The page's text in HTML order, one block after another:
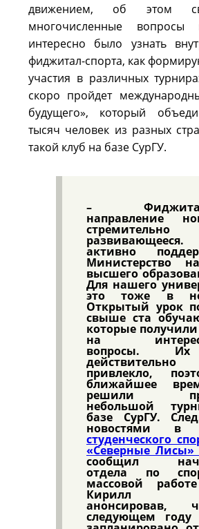
движением, об этом
многочисленные
интересно было узнать
фиджитал-спорта, как
участия в различных
скоро пройдет
будущего», который
тысяч человек из разных
такой клуб на базе СурГУ.
– Фиджитал-
направление
стремительно
активно
Министерство
высшего
Для нашего
это тоже в
Открытый урок
свыше ста
которые
на
вопросы.
действительно
привлекло,
ближайшее
решили
небольшой
базе СурГУ.
новостями в
студенческого
«Северные
сообщил
отдела по
массовой
Кирилл
следующем году